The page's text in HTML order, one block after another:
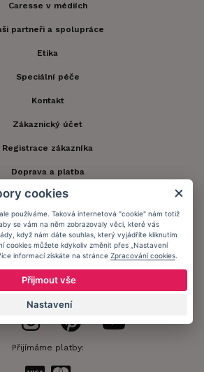
Caresse v médiích
partneři a spolupráce
Etika
Speciální péče
Kontakt
Zákaznický účet
Registrace zákazníka
Doprava a platba
Obchodní podmínky
Ochrana osobních údajů
memorandum
s námi v kontaktu.
Přijímáme platby:
cookies
používáme. Taková internetová "cookie" nám totiž
se vám na něm zobrazovaly věci, které vás
když nám dáte souhlas, který vyjádříte kliknutím
cookies můžete kdykoliv změnit přes „Nastavení
informací získáte na stránce Zpracování cookies
Přijmout vše
Nastavení